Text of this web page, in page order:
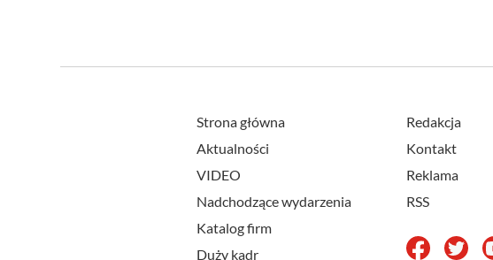
Strona główna
Aktualności
VIDEO
Nadchodzące wydarzenia
Katalog firm
Duży kadr
Redakcja
Kontakt
Reklama
RSS